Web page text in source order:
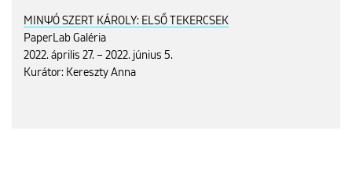
MINΨÓ SZERT KÁROLY: ELSŐ TEKERCSEK
PaperLab Galéria
2022. április 27. – 2022. június 5.
Kurátor: Kereszty Anna